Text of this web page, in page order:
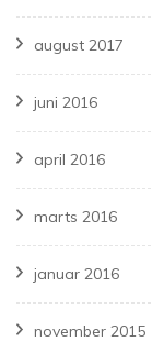
august 2017
juni 2016
april 2016
marts 2016
januar 2016
november 2015